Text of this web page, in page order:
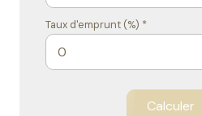
Taux d'emprunt (%) *
Calculer